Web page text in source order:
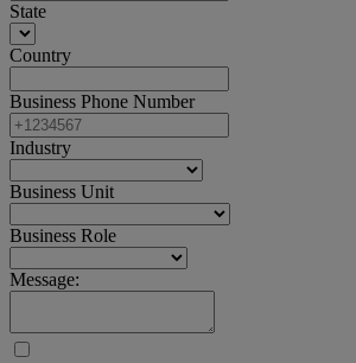
State
Country
Business Phone Number
Industry
Business Unit
Business Role
Message: